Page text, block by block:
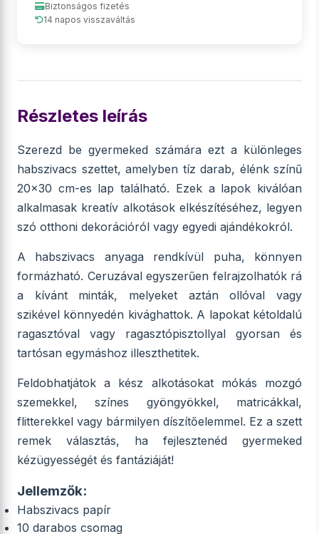
Biztonságos fizetés
14 napos visszaváltás
Részletes leírás
Szerezd be gyermeked számára ezt a különleges
habszivacs szettet, amelyben tíz darab, élénk színű
20x30 cm-es lap található. Ezek a lapok kiválóan
alkalmasak kreatív alkotások elkészítéséhez, legyen
szó otthoni dekorációról vagy egyedi ajándékokról.
A habszivacs anyaga rendkívül puha, könnyen
formázható. Ceruzával egyszerűen felrajzolhatók rá
a kívánt minták, melyeket aztán ollóval vagy
szikével könnyedén kivághattok. A lapokat kétoldalú
ragasztóval vagy ragasztópisztollyal gyorsan és
tartósan egymáshoz illeszthetitek.
Feldobhatjátok a kész alkotásokat mókás mozgó
szemekkel, színes gyöngyökkel, matricákkal,
flitterekkel vagy bármilyen díszítőelemmel. Ez a szett
remek választás, ha fejlesztenéd gyermeked
kézügyességét és fantáziáját!
Jellemzők:
Habszivacs papír
10 darabos csomag